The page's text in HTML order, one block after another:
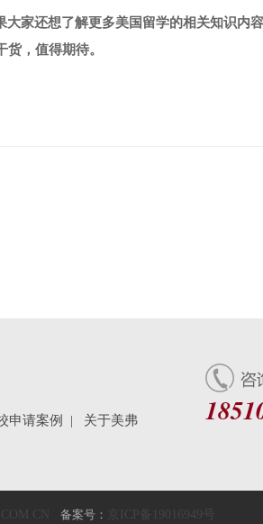
家还想了解更多美国留学的相关知识内
，值得期待。
申请案例 | 关于美弗
备案号： 京ICP备19016949号